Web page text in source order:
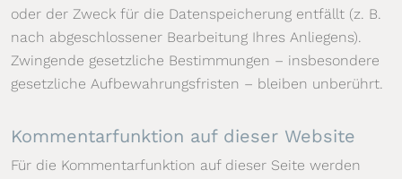
oder der Zweck für die Datenspeicherung entfällt (z. B.
nach abgeschlossener Bearbeitung Ihres Anliegens).
Zwingende gesetzliche Bestimmungen – insbesondere
gesetzliche Aufbewahrungsfristen – bleiben unberührt.
Kommentar­funktion auf dieser Website
Für die Kommentarfunktion auf dieser Seite werden